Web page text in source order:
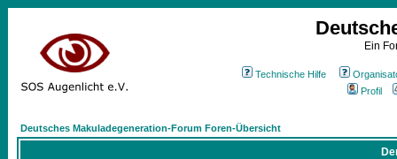
Ein
Technische Hilfe
Profil
Deutsches Makuladegeneration-Forum Foren-Übersicht